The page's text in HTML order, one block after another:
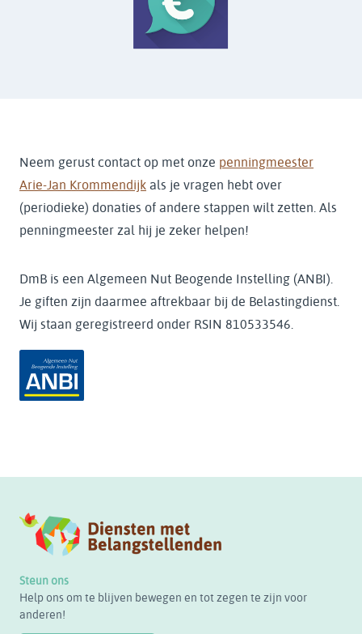
Neem gerust contact op met onze penningmeester
Arie-Jan Krommendijk als je vragen hebt over
(periodieke) donaties of andere stappen wilt zetten. Als
penningmeester zal hij je zeker helpen!
DmB is een Algemeen Nut Beogende Instelling (ANBI).
Je giften zijn daarmee aftrekbaar bij de Belastingdienst.
Wij staan geregistreerd onder RSIN 810533546.
Steun ons
Help ons om te blijven bewegen en tot zegen te zijn voor
anderen!